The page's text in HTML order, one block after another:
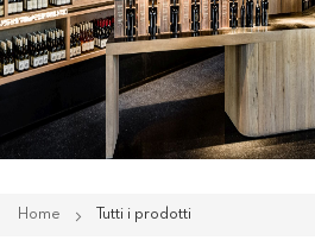
Home Tutti i prodotti